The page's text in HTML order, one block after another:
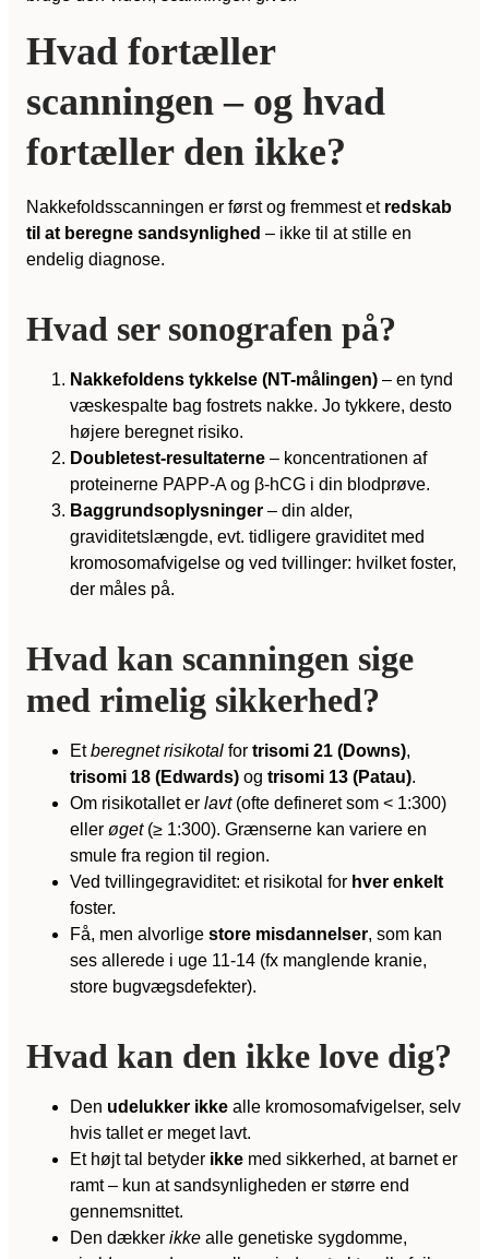
Hvad fortæller
scanningen – og hvad
fortæller den ikke?
Nakkefoldsscanningen er først og fremmest et redskab
til at beregne sandsynlighed – ikke til at stille en
endelig diagnose.
Hvad ser sonografen på?
Nakkefoldens tykkelse (NT-målingen) – en tynd
væskespalte bag fostrets nakke. Jo tykkere, desto
højere beregnet risiko.
Doubletest-resultaterne – koncentrationen af
proteinerne PAPP-A og β-hCG i din blodprøve.
Baggrundsoplysninger – din alder,
graviditetslængde, evt. tidligere graviditet med
kromosomafvigelse og ved tvillinger: hvilket foster,
der måles på.
Hvad kan scanningen sige
med rimelig sikkerhed?
Etberegnet risikotal for trisomi 21 (Downs),
trisomi 18 (Edwards) og trisomi 13 (Patau).
Om risikotallet er lavt(ofte defineret som < 1:300)
eller øget(≥ 1:300). Grænserne kan variere en
smule fra region til region.
Ved tvillingegraviditet: et risikotal for hver enkelt
foster.
Få, men alvorlige store misdannelser, som kan
ses allerede i uge 11-14 (fx manglende kranie,
store bugvægsdefekter).
Hvad kan den ikke love dig?
Den udelukker ikke alle kromosomafvigelser, selv
hvis tallet er meget lavt.
Et højt tal betyder ikke med sikkerhed, at barnet er
ramt – kun at sandsynligheden er større end
gennemsnittet.
Den dækker ikke alle genetiske sygdomme,